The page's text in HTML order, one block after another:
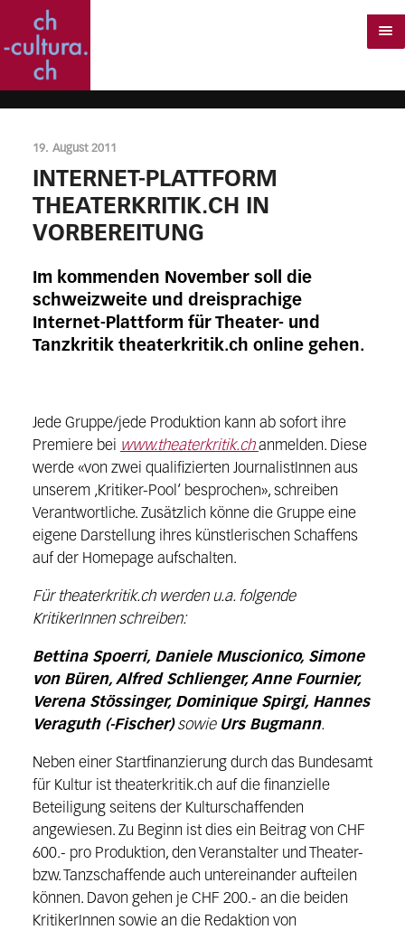
19. August 2011
INTERNET-PLATTFORM
THEATERKRITIK.CH IN
VORBEREITUNG
Im kommenden November soll die
schweizweite und dreisprachige
Internet-Plattform für Theater- und
Tanzkritik theaterkritik.ch online gehen.
Jede Gruppe/jede Produktion kann ab sofort ihre
Premiere bei www.theaterkritik.chanmelden. Diese
werde «von zwei qualifizierten JournalistInnen aus
unserem ‚Kritiker-Pool‘ besprochen», schreiben
Verantwortliche. Zusätzlich könne die Gruppe eine
eigene Darstellung ihres künstlerischen Schaffens
auf der Homepage aufschalten.
Für theaterkritik.ch werden u.a. folgende
KritikerInnen schreiben:
Bettina Spoerri, Daniele Muscionico, Simone
von Büren, Alfred Schlienger, Anne Fournier,
Verena Stössinger, Dominique Spirgi, Hannes
Veraguth (-Fischer)sowie Urs Bugmann.
Neben einer Startfinanzierung durch das Bundesamt
für Kultur ist theaterkritik.ch auf die finanzielle
Beteiligung seitens der Kulturschaffenden
angewiesen. Zu Beginn ist dies ein Beitrag von CHF
600.- pro Produktion, den Veranstalter und Theater-
bzw. Tanzschaffende auch untereinander aufteilen
können. Davon gehen je CHF 200.- an die beiden
KritikerInnen sowie an die Redaktion von